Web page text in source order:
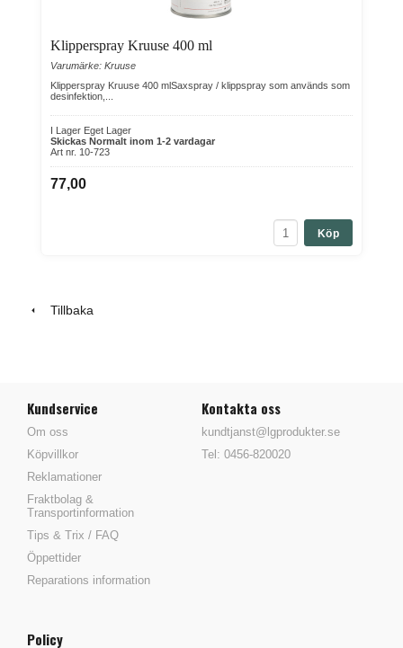
Klipperspray Kruuse 400 ml
Varumärke: Kruuse
Klipperspray Kruuse 400 mlSaxspray / klippspray som används som
desinfektion,...
I Lager Eget Lager
Skickas Normalt inom 1-2 vardagar
Art nr. 10-723
77,00
Köp
Tillbaka
Kundservice
Om oss
Köpvillkor
Reklamationer
Fraktbolag &
Transportinformation
Tips & Trix / FAQ
Öppettider
Reparations information
Kontakta oss
kundtjanst@lgprodukter.se
Tel: 0456-820020
Policy